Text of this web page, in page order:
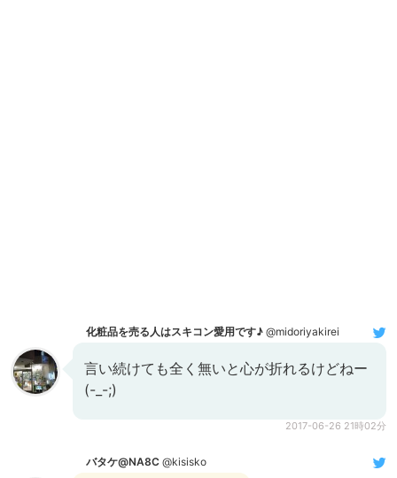
化粧品を売る人はスキコン愛用です♪ @midoriyakirei
言い続けても全く無いと心が折れるけどねー
(-_-;)
2017-06-26 21時02分
バタケ@NA8C @kisisko